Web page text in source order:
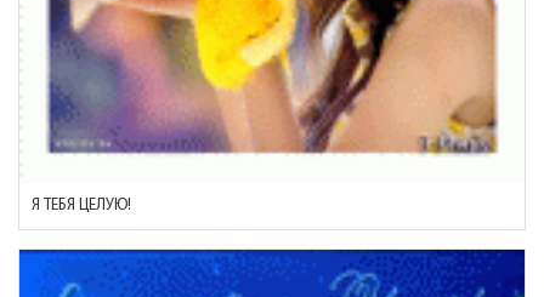
Я ТЕБЯ ЦЕЛУЮ!